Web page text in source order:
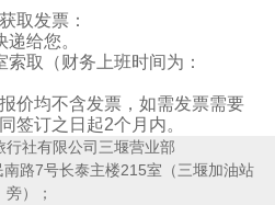
取发票：
给您。
取（财务上班时间为：
价均不含发票，如需发票需要
签订之日起2个月内。
行社有限公司三堰营业部
路7号长泰主楼215室（三堰加油站
旁）；